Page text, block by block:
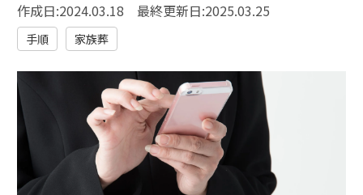
手順 家族葬
作成日:2024.03.18 最終更新日:2025.03.25